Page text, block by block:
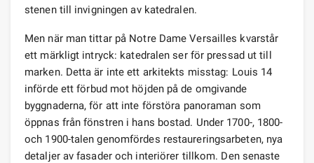
stenen till invigningen av katedralen.
Men när man tittar på Notre Dame Versailles kvarstår
ett märkligt intryck: katedralen ser för pressad ut till
marken. Detta är inte ett arkitekts misstag: Louis 14
införde ett förbud mot höjden på de omgivande
byggnaderna, för att inte förstöra panoraman som
öppnas från fönstren i hans bostad. Under 1700-, 1800-
och 1900-talen genomfördes restaureringsarbeten, nya
detaljer av fasader och interiörer tillkom. Den senaste